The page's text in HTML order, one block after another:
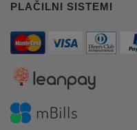
PLAČILNI SISTEMI